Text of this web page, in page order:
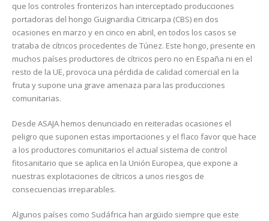
que los controles fronterizos han interceptado producciones
portadoras del hongo Guignardia Citricarpa (CBS) en dos
ocasiones en marzo y en cinco en abril, en todos los casos se
trataba de cítricos procedentes de Túnez. Este hongo, presente en
muchos países productores de cítricos pero no en España ni en el
resto de la UE, provoca una pérdida de calidad comercial en la
fruta y supone una grave amenaza para las producciones
comunitarias.
Desde ASAJA hemos denunciado en reiteradas ocasiones el
peligro que suponen estas importaciones y el flaco favor que hace
a los productores comunitarios el actual sistema de control
fitosanitario que se aplica en la Unión Europea, que expone a
nuestras explotaciones de cítricos a unos riesgos de
consecuencias irreparables.
Algunos países como Sudáfrica han argüido siempre que este